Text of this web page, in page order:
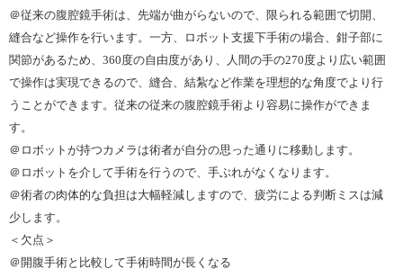
＠従来の腹腔鏡手術は、先端が曲がらないので、限られる範囲で切開、
縫合など操作を行います。一方、ロボット支援下手術の場合、鉗子部に
関節があるため、360度の自由度があり、人間の手の270度より広い範囲
で操作は実現できるので、縫合、結紮など作業を理想的な角度でより行
うことができます。従来の従来の腹腔鏡手術より容易に操作ができま
す。
＠ロボットが持つカメラは術者が自分の思った通りに移動します。
＠ロボットを介して手術を行うので、手ぶれがなくなります。
＠術者の肉体的な負担は大幅軽減しますので、疲労による判断ミスは減
少します。
＜欠点＞
＠開腹手術と比較して手術時間が長くなる